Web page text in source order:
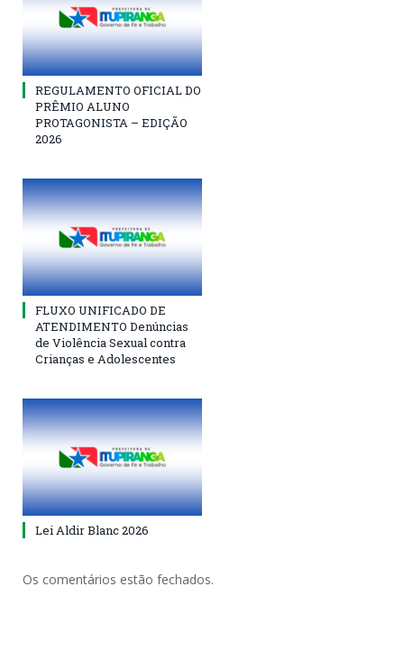
REGULAMENTO OFICIAL DO
PRÊMIO ALUNO
PROTAGONISTA – EDIÇÃO
2026
FLUXO UNIFICADO DE
ATENDIMENTO Denúncias
de Violência Sexual contra
Crianças e Adolescentes
Lei Aldir Blanc 2026
Os comentários estão fechados.